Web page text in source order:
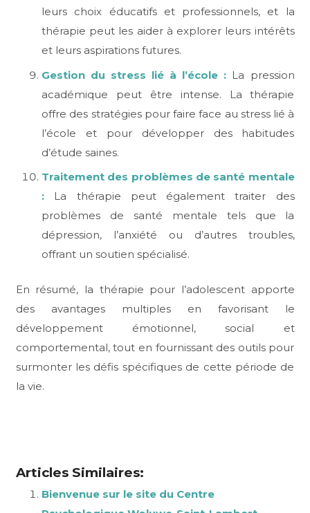
leurs choix éducatifs et professionnels, et la
thérapie peut les aider à explorer leurs intérêts
et leurs aspirations futures.
Gestion du stress lié à l’école : La pression
académique peut être intense. La thérapie
offre des stratégies pour faire face au stress lié à
l’école et pour développer des habitudes
d’étude saines.
Traitement des problèmes de santé mentale
: La thérapie peut également traiter des
problèmes de santé mentale tels que la
dépression, l’anxiété ou d’autres troubles,
offrant un soutien spécialisé.
En résumé, la thérapie pour l’adolescent apporte
des avantages multiples en favorisant le
développement émotionnel, social et
comportemental, tout en fournissant des outils pour
surmonter les défis spécifiques de cette période de
la vie.
Articles Similaires:
Bienvenue sur le site du Centre